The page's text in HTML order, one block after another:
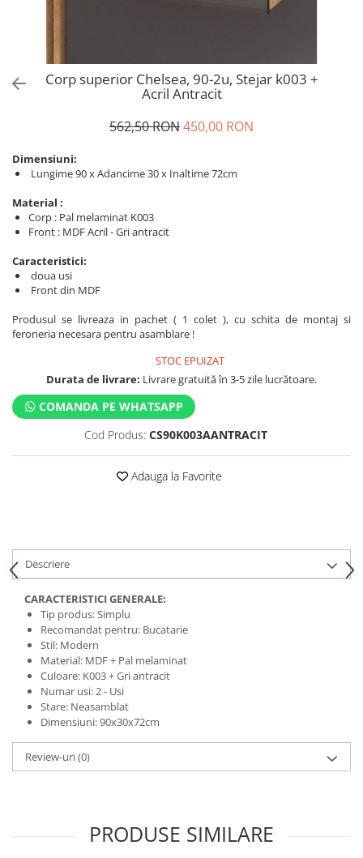
Corp superior Chelsea, 90-2u, Stejar k003 +
Acril Antracit
562,50 RON450,00 RON
Dimensiuni:
Lungime 90 x Adancime 30 x Inaltime 72cm
Material :
Corp : Pal melaminat K003
Front : MDF Acril - Gri antracit
Caracteristici:
doua usi
Front din MDF
Produsul se livreaza in pachet ( 1 colet ), cu schita de montaj si
feroneria necesara pentru asamblare !
STOC EPUIZAT
Durata de livrare: Livrare gratuită în 3-5 zile lucrătoare.
COMANDA PE WHATSAPP
Cod Produs: CS90K003AANTRACIT
Adauga la Favorite
Descriere
CARACTERISTICI GENERALE:
Tip produs: Simplu
Recomandat pentru: Bucatarie
Stil: Modern
Material: MDF + Pal melaminat
Culoare: K003 + Gri antracit
Numar usi: 2 - Usi
Stare: Neasamblat
Dimensiuni: 90x30x72cm
Review-uri(0)
PRODUSE SIMILARE